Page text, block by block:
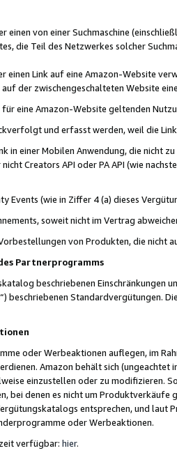
einen von einer Suchmaschine
die Teil des Netzwerkes solcher
einen Link auf eine Amazon-Website
der zwischengeschalteten Website
eine Amazon-Website geltenden
und erfasst werden, weil die
in einer Mobilen Anwendung, die nicht
Creators API oder PA API (wie
Events (wie in Ziffer 4 (a) dieses
soweit nicht im Vertrag
von Produkten, die nicht
Partnerprogramms
beschriebenen Einschränkungen
“) beschriebenen Standardvergütungen.
oder Werbeaktionen auflegen, im
Amazon behält sich
einzustellen oder zu modifizieren.
bei denen es nicht um
entsprechen, und
oder Werbeaktionen.
verfügbar: hier.